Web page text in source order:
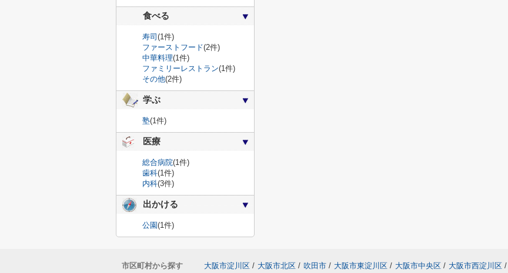
食べる
寿司 (1件)
ファーストフード(2件)
中華料理(1件)
ファミリーレストラン(1件)
その他(2件)
学ぶ
塾(1件)
医療
総合病院(1件)
歯科(1件)
内科(3件)
出かける
公園(1件)
市区町村から探す 大阪市淀川区 / 大阪市北区 / 吹田市 / 大阪市東淀川区 / 大阪市中央区 / 大阪市西淀川区 /